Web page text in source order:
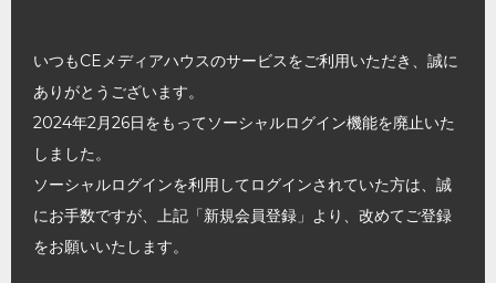
いつもCEメディアハウスのサービスをご利用いただき、誠に
ありがとうございます。
2024年2月26日をもってソーシャルログイン機能を廃止いた
しました。
ソーシャルログインを利用してログインされていた方は、誠
にお手数ですが、上記「新規会員登録」より、改めてご登録
をお願いいたします。